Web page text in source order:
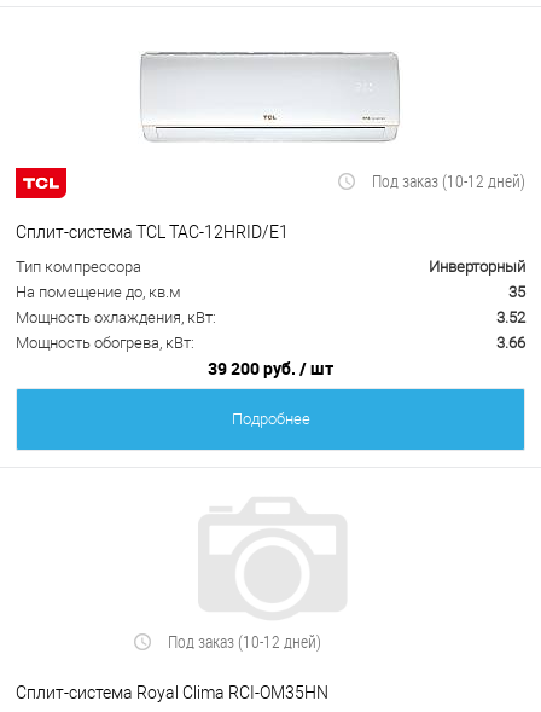
Под заказ (10-12 дней)
Сплит-система TCL TAC-12HRID/E1
Тип компрессора
Инверторный
На помещение до, кв.м
35
Мощность охлаждения, кВт:
3.52
Мощность обогрева, кВт:
3.66
39 200 руб. / шт
Подробнее
Под заказ (10-12 дней)
Сплит-система Royal Clima RCI-OM35HN